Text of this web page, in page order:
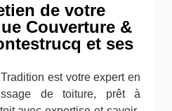
de votre
Couverture &
et ses
est votre expert en
de toiture, prêt à